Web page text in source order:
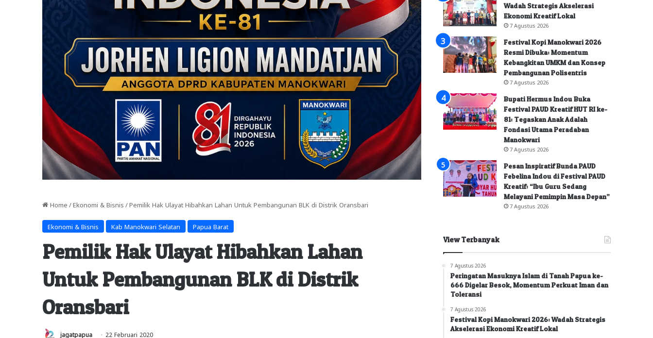
Home / Ekonomi & Bisnis / Pemilik Hak Ulayat Hibahkan Lahan Untuk Pembangunan BLK di Distrik Oransbari
Ekonomi & Bisnis Kab Manokwari Selatan Papua Barat
Pemilik Hak Ulayat Hibahkan Lahan
Untuk Pembangunan BLK di Distrik
Oransbari
jagatpapua 22 Februari 2020
Wadah Strategis Akselerasi
Ekonomi Kreatif Lokal
7 Agustus 2026
Festival Kopi Manokwari 2026
Resmi Dibuka: Momentum
Kebangkitan UMKM dan Konsep
Pembangunan Polisentris
7 Agustus 2026
Bupati Hermus Indou Buka
Festival PAUD Kreatif HUT RI ke-
81: Tegaskan Anak Adalah
Fondasi Utama Peradaban
Manokwari
7 Agustus 2026
Pesan Inspiratif Bunda PAUD
Febelina Indou di Festival PAUD
Kreatif: “Ibu Guru Sedang
Melayani Pemimpin Masa Depan”
7 Agustus 2026
View Terbanyak
7 Agustus 2026
Peringatan Masuknya Islam di Tanah Papua ke-
666 Digelar Besok, Momentum Perkuat Iman dan
Toleransi
7 Agustus 2026
Festival Kopi Manokwari 2026: Wadah Strategis
Akselerasi Ekonomi Kreatif Lokal